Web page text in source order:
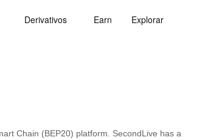
Derivativos Earn Explorar
Chain (BEP20) platform. SecondLive has a